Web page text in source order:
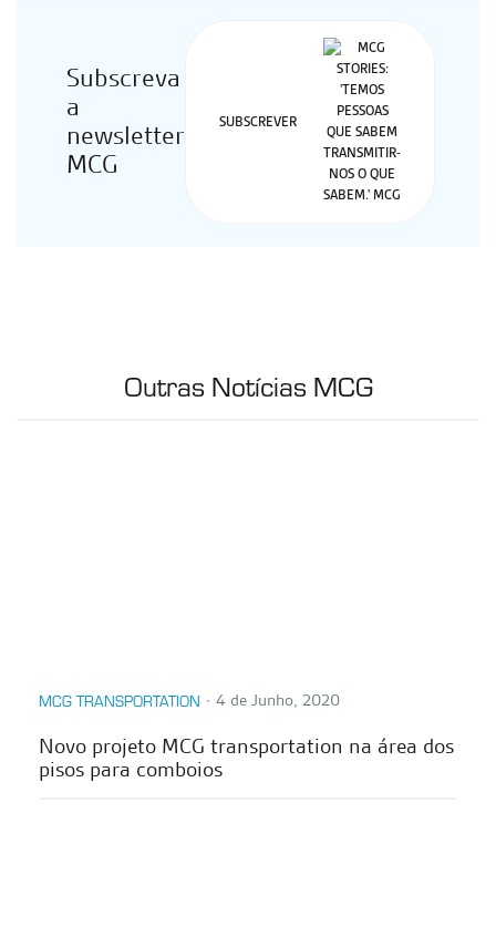
Subscreva
a
newsletter
MCG
SUBSCREVER
Outras Notícias MCG
MCG TRANSPORTATION ∙ 4 de Junho, 2020
Novo projeto MCG transportation na área dos
pisos para comboios